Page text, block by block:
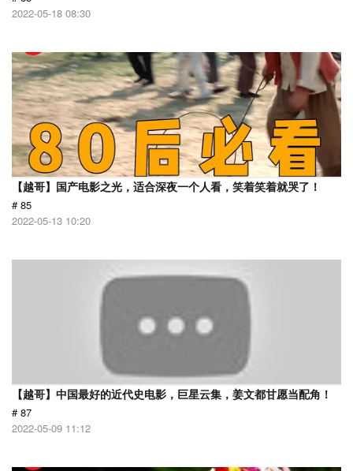
2022-05-18 08:30
【越哥】国产电影之光，适合深夜一个人看，笑着笑着就哭了！
# 85
2022-05-13 10:20
【越哥】中国最好的近代史电影，巨星云集，姜文都甘愿当配角！
# 87
2022-05-09 11:12